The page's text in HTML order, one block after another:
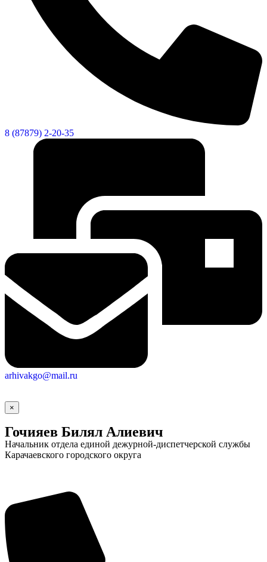
8 (87879) 2-20-35
arhivakgo@mail.ru
×
Гочияев Билял Алиевич
Начальник отдела единой дежурной-диспетчерской службы
Карачаевского городского округа